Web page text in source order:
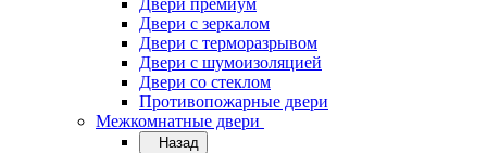
Двери премиум
Двери с зеркалом
Двери с терморазрывом
Двери с шумоизоляцией
Двери со стеклом
Противопожарные двери
Межкомнатные двери
Назад